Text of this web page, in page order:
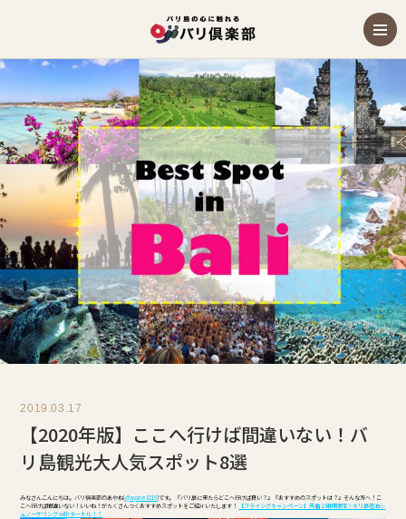
2019.03.17
【2020年版】ここへ行けば間違いない！バ
リ島観光大人気スポット8選
みなさんこんにちは。バリ倶楽部のあやね(@ayane3219)です。 『バリ島に来たらどこへ行けば良い？』『おすすめのスポットは？』そんな方へ！こ
こへ行けば間違いない！いいね！がたくさんつくおすすめスポットをご紹介いたします！
【フライングキャンペーン】先着２組様限定！ギリ島宿泊シ
ュノーケリング with タートル！！